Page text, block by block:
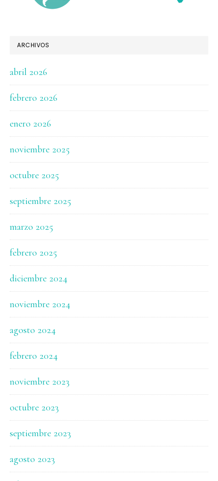
ARCHIVOS
abril 2026
febrero 2026
enero 2026
noviembre 2025
octubre 2025
septiembre 2025
marzo 2025
febrero 2025
diciembre 2024
noviembre 2024
agosto 2024
febrero 2024
noviembre 2023
octubre 2023
septiembre 2023
agosto 2023